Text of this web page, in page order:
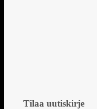
Tilaa uutiskirje